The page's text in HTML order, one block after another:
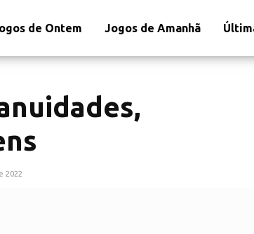
de Ontem Jogos de Amanhã
2022